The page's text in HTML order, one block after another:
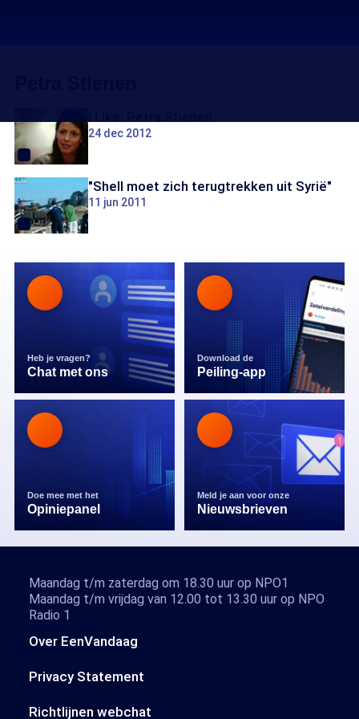
24 dec 2012
"Shell moet zich terugtrekken uit Syrië"
11 jun 2011
Heb je vragen?
Chat met ons
Download de
Peiling-app
Doe mee met het
Opiniepanel
Meld je aan voor onze
Nieuwsbrieven
Over EenVandaag
Privacy Statement
Richtlijnen webchat
Maandag t/m zaterdag om 18.30 uur op NPO1
Maandag t/m vrijdag van 12.00 tot 13.30 uur op NPO
Radio 1